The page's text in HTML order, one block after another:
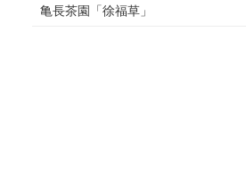
亀長茶園「徐福草」